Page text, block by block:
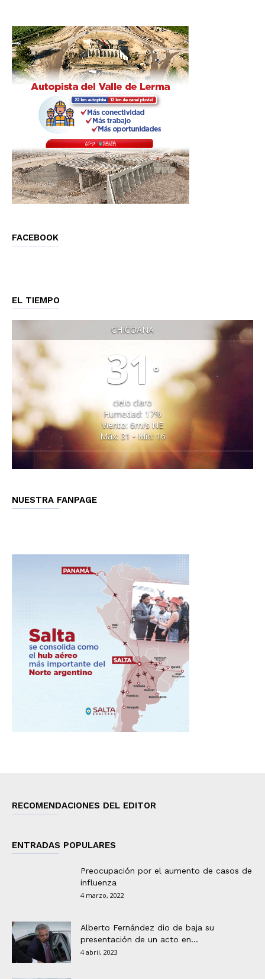
FACEBOOK
EL TIEMPO
CHICOANA
31 °
cielo claro
Humedad: 17%
Viento: 6m/s NE
Máx: 31 • Mín: 16
NUESTRA FANPAGE
RECOMENDACIONES DEL EDITOR
ENTRADAS POPULARES
Preocupación por el aumento de casos de
influenza
4 marzo, 2022
Alberto Fernández dio de baja su
presentación de un acto en...
4 abril, 2023